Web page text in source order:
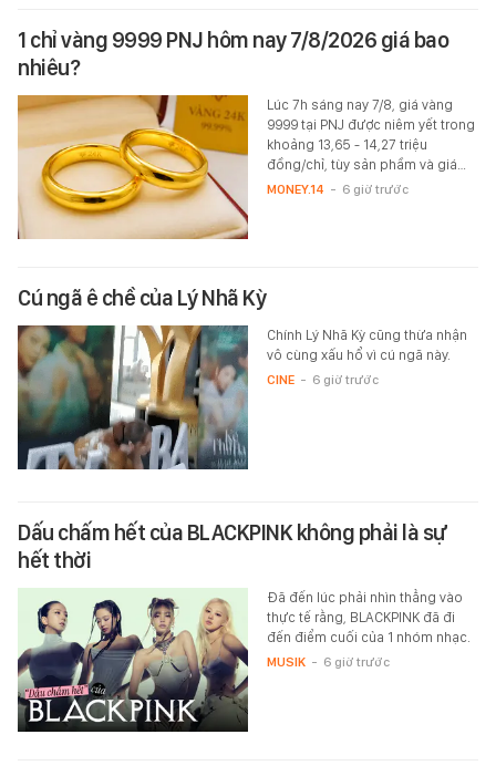
1 chỉ vàng 9999 PNJ hôm nay 7/8/2026 giá bao
nhiêu?
Lúc 7h sáng nay 7/8, giá vàng
9999 tại PNJ được niêm yết trong
khoảng 13,65 - 14,27 triệu
đồng/chỉ, tùy sản phầm và giá…
MONEY.14 - 6 giờ trước
Cú ngã ê chề của Lý Nhã Kỳ
Chính Lý Nhã Kỳ cũng thừa nhận
vô cùng xấu hổ vì cú ngã này.
CINE - 6 giờ trước
Dấu chấm hết của BLACKPINK không phải là sự
hết thời
Đã đến lúc phải nhìn thẳng vào
thực tế rằng, BLACKPINK đã đi
đến điểm cuối của 1 nhóm nhạc.
MUSIK - 6 giờ trước